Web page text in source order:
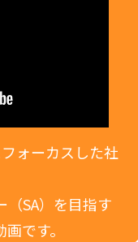
ォーカスした社
（SA）を目指す
です。